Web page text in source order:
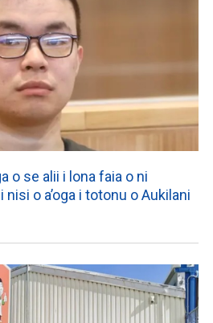
o se alii i lona faia o ni
nisi o a’oga i totonu o Aukilani